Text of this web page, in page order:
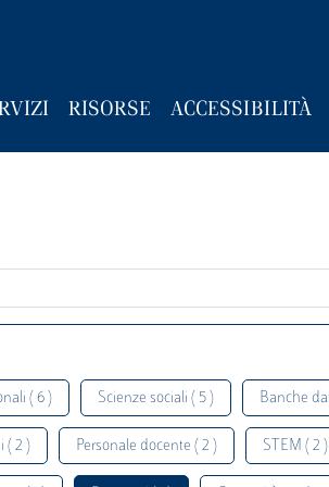
RISORSE ACCESSIBILITÀ
( 6 ) Scienze sociali ( 5 ) Banche
( 2 ) Personale docente ( 2 ) STEM ( 2 )